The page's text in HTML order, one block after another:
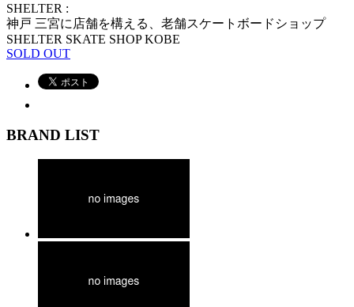
SHELTER :
神戸 三宮に店舗を構える、老舗スケートボードショップ
SHELTER SKATE SHOP KOBE
SOLD OUT
BRAND LIST